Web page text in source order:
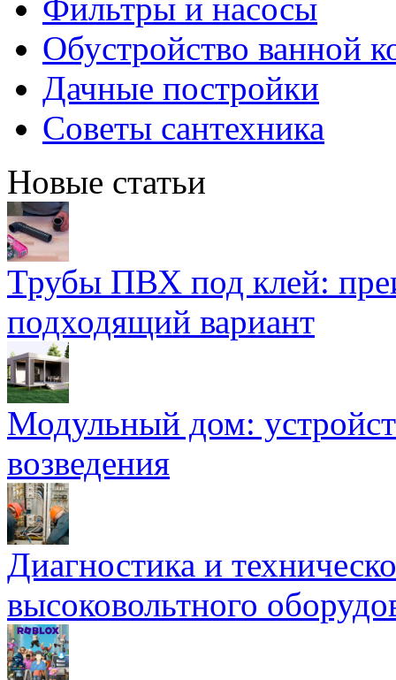
Фильтры и насосы
Обустройство ванной
Дачные постройки
Советы сантехника
Новые статьи
Трубы ПВХ под клей:
подходящий вариант
Модульный дом:
возведения
Диагностика и
высоковольтного